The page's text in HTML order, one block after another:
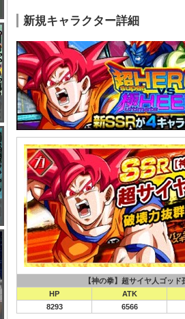
新規キャラクター詳細
【神の拳】超サイヤ人ゴッ
HP
ATK
8293
6566